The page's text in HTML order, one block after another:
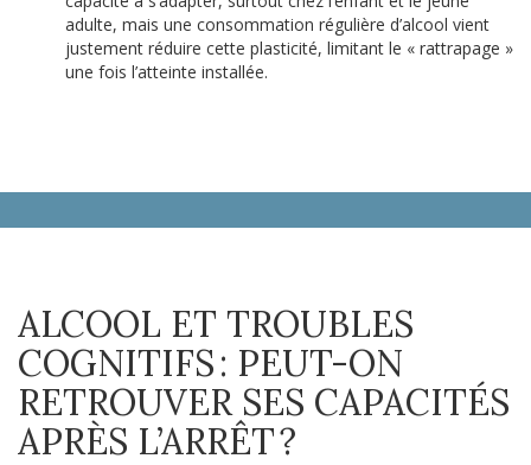
adulte, mais une consommation régulière d’alcool vient
justement réduire cette plasticité, limitant le « rattrapage »
une fois l’atteinte installée.
ALCOOL ET TROUBLES
COGNITIFS : PEUT-ON
RETROUVER SES CAPACITÉS
APRÈS L’ARRÊT ?